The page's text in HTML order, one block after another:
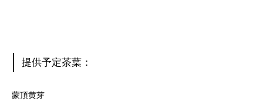
提供予定茶葉：
蒙頂黄芽